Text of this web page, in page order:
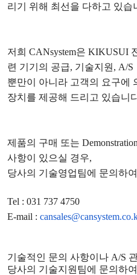
리기 위해 최선을 다하고 있습
저희 CANsystem은 KIKUSUI
련 기기의 공급, 기술지원 , A/S
뿐만이 아니라 고객의 요구에
장치를 제공해 드리고 있습니
제품의 구매 또는
사항이 있으실 경우,
당사의 기술영업팀에 문의하
Tel : 031 737 4750
E-mail :
기술적인 문의 사항이나 A/S
당사의 기술지원팀에 문의하